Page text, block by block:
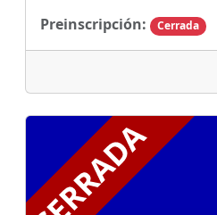
Preinscripción:
Cerrada